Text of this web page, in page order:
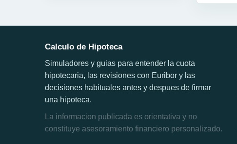
Calculo de Hipoteca
Simuladores y guias para entender la cuota
hipotecaria, las revisiones con Euribor y las
decisiones habituales antes y despues de firmar
una hipoteca.
La informacion publicada es orientativa y no
constituye asesoramiento financiero personalizado.